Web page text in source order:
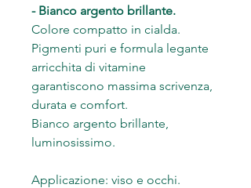
- Bianco argento brillante.
Colore compatto in cialda.
Pigmenti puri e formula legante
arricchita di vitamine
garantiscono massima scrivenza,
durata e comfort.
Bianco argento brillante,
luminosissimo.
Applicazione: viso e occhi.